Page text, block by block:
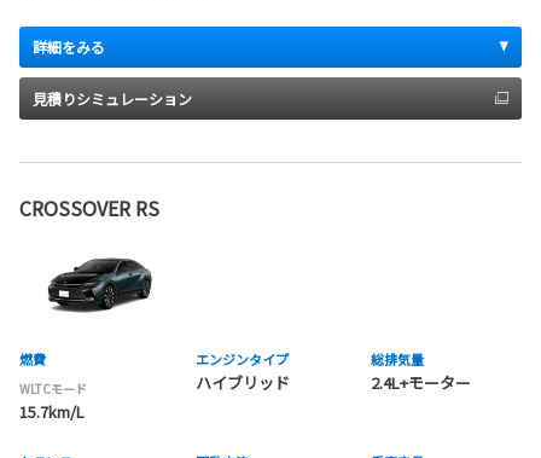
詳細をみる
見積りシミュレーション
CROSSOVER RS
燃費
WLTCモード
15.7km/L
エンジンタイプ
ハイブリッド
総排気量
2.4L+モーター